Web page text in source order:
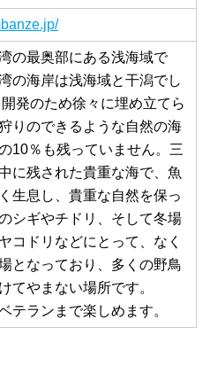
の最奥部にある浅海域で
の海岸は浅海域と干潟でし
発のため徐々に埋め立てら
りのできるような自然の海
10％も残っていません。三
に残された貴重な海で、魚
生息し、貴重な自然を保っ
シギやチドリ、そして冬場
コドリなどにとって、なく
となっており、多くの野鳥
てやまない場所です。
テランまで楽しめます。